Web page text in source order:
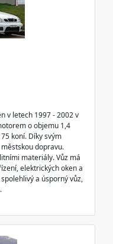
v letech 1997 - 2002 v
o objemu 1,4
koní. Díky svým
dopravu.
materiály. Vůz má
elektrických oken a
a úsporný vůz,